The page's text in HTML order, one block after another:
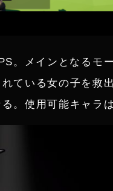
。メインとなるモ
ている女の子を救
。使用可能キャラ